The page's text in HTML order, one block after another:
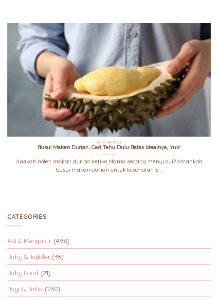
ASI & MENYUSUI
Busui Makan Durian, Cari Tahu Dulu Batas Idealnya, Yuk!
Apakah boleh makan durian ketika Mama sedang menyusui? Amankah
busui makan durian untuk kesehatan Si...
CATEGORIES
ASI & Menyusui (498)
Baby & Toddler (35)
Baby Food (21)
Bayi & Balita (230)